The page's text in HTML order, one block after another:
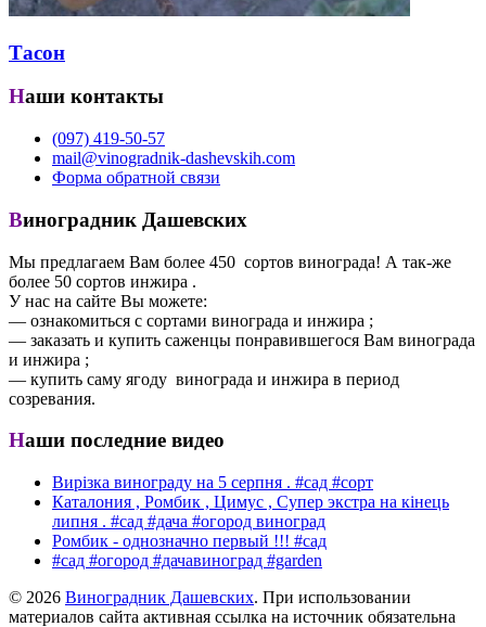
Тасон
Наши контакты
(097) 419-50-57
mail@vinogradnik-dashevskih.com
Форма обратной связи
Виноградник Дашевских
Мы предлагаем Вам более 450 сортов винограда! А так-же
более 50 сортов инжира .
У нас на сайте Вы можете:
— ознакомиться с сортами винограда и инжира ;
— заказать и купить саженцы понравившегося Вам винограда
и инжира ;
— купить саму ягоду винограда и инжира в период
созревания.
Наши последние видео
Вирізка винограду на 5 серпня . #сад #сорт
Каталония , Ромбик , Цимус , Супер экстра на кінець
липня . #сад #дача #огород виноград
Ромбик - однозначно первый !!! #сад
#сад #огород #дачавиноград #garden
© 2026 Виноградник Дашевских. При использовании
материалов сайта активная ссылка на источник обязательна